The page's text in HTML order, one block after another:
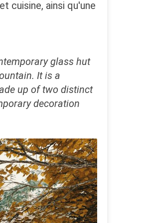
cuisine, ainsi qu'une
glass hut
It is a
up of two distinct
decoration